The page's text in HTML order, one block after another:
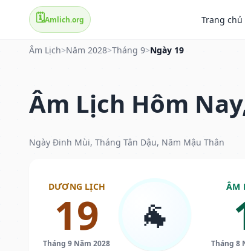
🗓️Amlich.org Trang chủ
Âm Lịch>Năm 2028>Tháng 9>Ngày 19
Âm Lịch Hôm
Ngày Đinh Mùi, Tháng Tân Dậu, Năm Mậu Thân
DƯƠNG LỊCH
19
Tháng 9 Năm 2028
🐐
ÂM
Tháng 8